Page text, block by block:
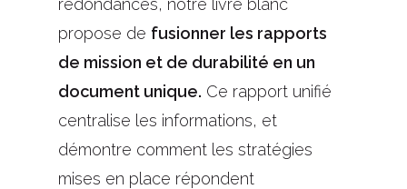
redondances, notre livre blanc
propose de fusionner les rapports
de mission et de durabilité en un
document unique. Ce rapport unifié
centralise les informations, et
démontre comment les stratégies
mises en place répondent